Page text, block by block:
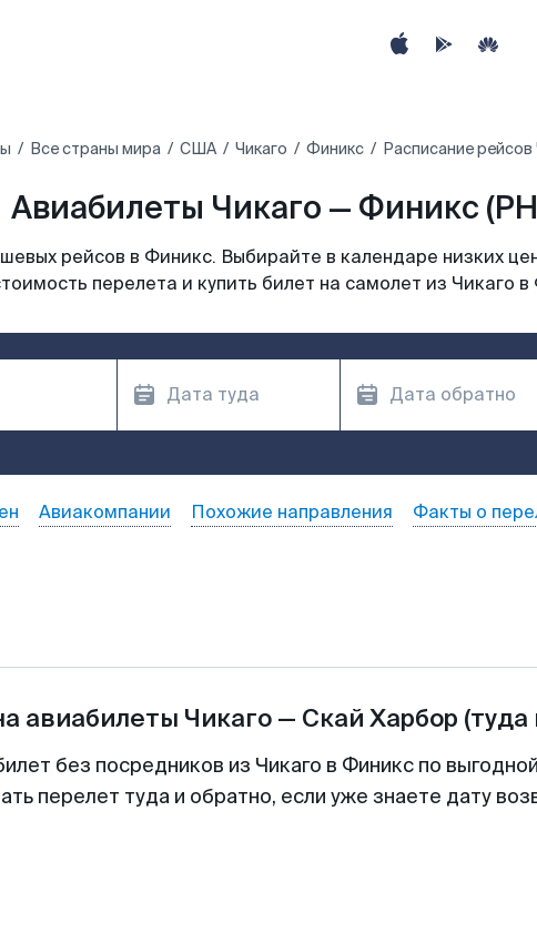
Все страны мира США Чикаго Финикс Расписание
Авиабилеты Чикаго — Финикс
рейсов в Финикс. Выбирайте в календаре низких
перелета и купить билет на самолет из Чикаго
Авиакомпании Похожие направления Факты о
авиабилеты Чикаго— Скай Харбор (туда
без посредников из Чикаго в Финикс по
перелет туда и обратно, если уже знаете дату